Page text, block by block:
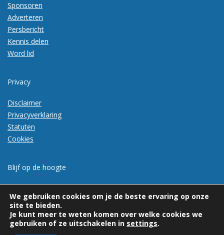
Sponsoren
Adverteren
Persbericht
Kennis delen
Word lid
Privacy
Disclaimer
Privacyverklaring
Statuten
Cookies
Blijf op de hoogte
We gebruiken cookies om je de beste ervaring op onze
site te bieden.
Je kunt meer te weten komen over welke cookies we
gebruiken of ze uitschakelen in settings.